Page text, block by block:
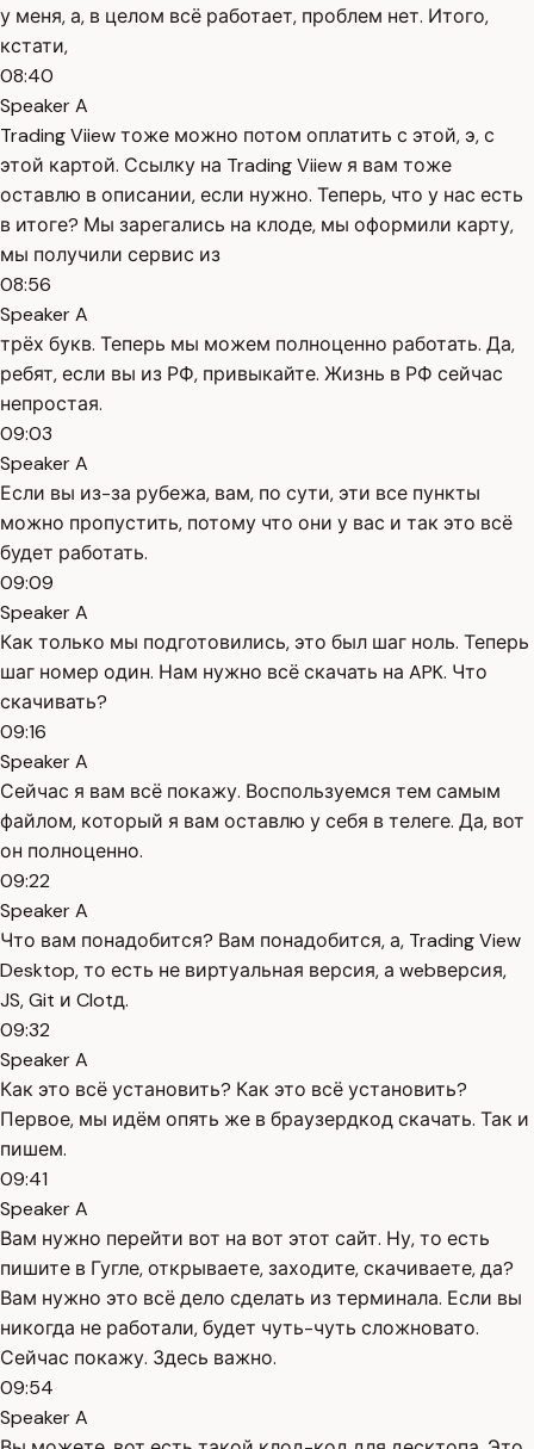
у меня, а, в целом всё работает, проблем нет. Итого,
кстати,
08:40
Speaker A
Trading Viiew тоже можно потом оплатить с этой, э, с
этой картой. Ссылку на Trading Viiew я вам тоже
оставлю в описании, если нужно. Теперь, что у нас есть
в итоге? Мы зарегались на клоде, мы оформили карту,
мы получили сервис из
08:56
Speaker A
трёх букв. Теперь мы можем полноценно работать. Да,
ребят, если вы из РФ, привыкайте. Жизнь в РФ сейчас
непростая.
09:03
Speaker A
Если вы из-за рубежа, вам, по сути, эти все пункты
можно пропустить, потому что они у вас и так это всё
будет работать.
09:09
Speaker A
Как только мы подготовились, это был шаг ноль. Теперь
шаг номер один. Нам нужно всё скачать на APK. Что
скачивать?
09:16
Speaker A
Сейчас я вам всё покажу. Воспользуемся тем самым
файлом, который я вам оставлю у себя в телеге. Да, вот
он полноценно.
09:22
Speaker A
Что вам понадобится? Вам понадобится, а, Trading View
Desktop, то есть не виртуальная версия, а webверсия,
JS, Git и Clotд.
09:32
Speaker A
Как это всё установить? Как это всё установить?
Первое, мы идём опять же в браузердкод скачать. Так и
пишем.
09:41
Speaker A
Вам нужно перейти вот на вот этот сайт. Ну, то есть
пишите в Гугле, открываете, заходите, скачиваете, да?
Вам нужно это всё дело сделать из терминала. Если вы
никогда не работали, будет чуть-чуть сложновато.
Сейчас покажу. Здесь важно.
09:54
Speaker A